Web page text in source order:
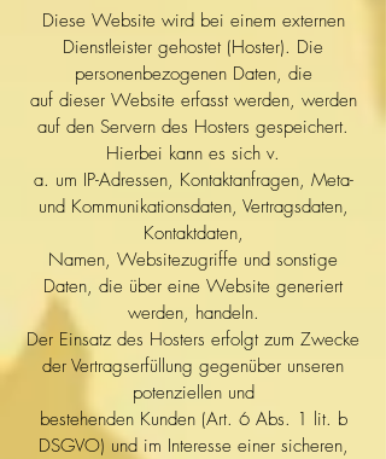
Diese Website wird bei einem externen
Dienstleister gehostet (Hoster). Die
personenbezogenen Daten, die
auf dieser Website erfasst werden, werden
auf den Servern des Hosters gespeichert.
Hierbei kann es sich v.
a. um IP-Adressen, Kontaktanfragen, Meta-
und Kommunikationsdaten, Vertragsdaten,
Kontaktdaten,
Namen, Websitezugriffe und sonstige
Daten, die über eine Website generiert
werden, handeln.
Der Einsatz des Hosters erfolgt zum Zwecke
der Vertragserfüllung gegenüber unseren
potenziellen und
bestehenden Kunden (Art. 6 Abs. 1 lit. b
DSGVO) und im Interesse einer sicheren,